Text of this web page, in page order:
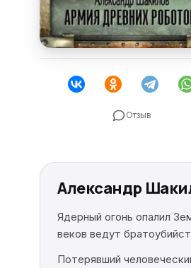
Отзыв
Александр
Ядерный огонь опалил
веков ведут
Потерявший